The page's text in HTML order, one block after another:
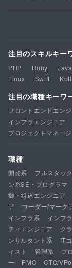
注目のスキルキー
PHP Ruby Java
Linux
Swift
注目の職種キーワ
フロントエンドエン
インフラエンジニア
プロジェクトマネー
職種
開発系 フルスタッ
ン系SE・プログラマ
御・組込エンジニア
ア
コーダー/マーク
インフラ系
インフ
ティエンジニア
ク
ンサルタント系
IT
ィスト
管理系 プ
ー
PMO CTO/